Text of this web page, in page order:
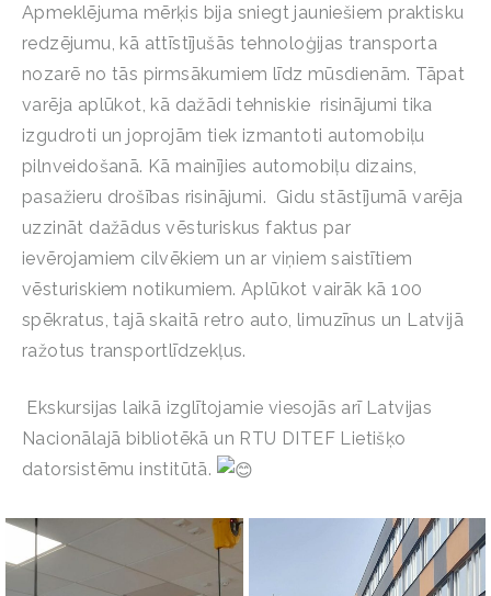
Apmeklējuma mērķis bija sniegt jauniešiem praktisku
redzējumu, kā attīstījušās tehnoloģijas transporta
nozarē no tās pirmsākumiem līdz mūsdienām. Tāpat
varēja aplūkot, kā dažādi tehniskie risinājumi tika
izgudroti un joprojām tiek izmantoti automobiļu
pilnveidošanā. Kā mainījies automobiļu dizains,
pasažieru drošības risinājumi. Gidu stāstījumā varēja
uzzināt dažādus vēsturiskus faktus par
ievērojamiem cilvēkiem un ar viņiem saistītiem
vēsturiskiem notikumiem. Aplūkot vairāk kā 100
spēkratus, tajā skaitā retro auto, limuzīnus un Latvijā
ražotus transportlīdzekļus.
Ekskursijas laikā izglītojamie viesojās arī Latvijas
Nacionālajā bibliotēkā un RTU DITEF Lietišķo
datorsistēmu institūtā.